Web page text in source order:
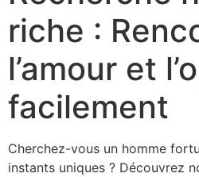
riche :
l’amour et
facilement
Cherchez-vous un homme
instants uniques ? Découvrez